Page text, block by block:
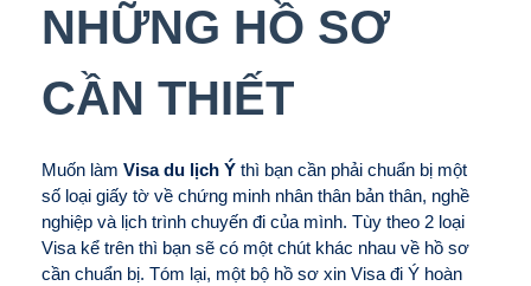
NHỮNG HỒ SƠ
CẦN THIẾT
Muốn làm Visa du lịch Ý thì bạn cần phải chuẩn bị một
số loại giấy tờ về chứng minh nhân thân bản thân, nghề
nghiệp và lịch trình chuyến đi của mình. Tùy theo 2 loại
Visa kể trên thì bạn sẽ có một chút khác nhau về hồ sơ
cần chuẩn bị. Tóm lại, một bộ hồ sơ xin Visa đi Ý hoàn